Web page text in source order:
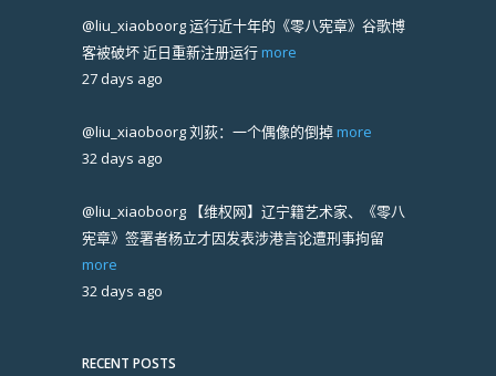
@liu_xiaoboorg运行近十年的《零八宪章》谷歌博
客被破坏 近日重新注册运行 more
27 days ago
@liu_xiaoboorg刘荻：一个偶像的倒掉 more
32 days ago
@liu_xiaoboorg 【维权网】辽宁籍艺术家、《零八
宪章》签署者杨立才因发表涉港言论遭刑事拘留
more
32 days ago
RECENT POSTS